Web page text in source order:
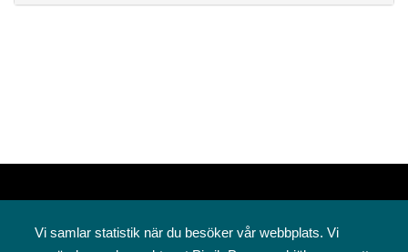
Vi samlar statistik när du besöker vår webbplats. Vi